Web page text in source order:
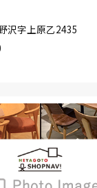
沢字上原乙2435